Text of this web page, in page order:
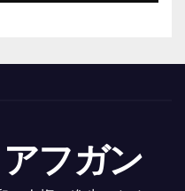
フガン